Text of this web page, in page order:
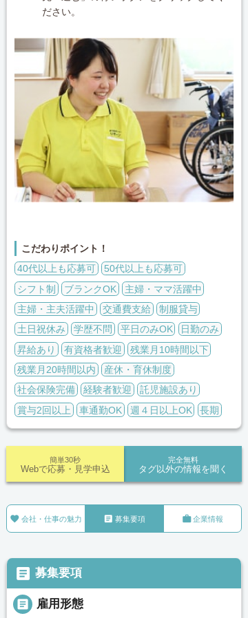
ださい。
こだわりポイント！
40代以上も応募可
50代以上も応募可
シフト制
ブランクOK
主婦・ママ活躍中
主婦・主夫活躍中
交通費支給
制服貸与
土日祝休み
学歴不問 平日のみOK
日勤のみ
昇給あり
有資格者歓迎
残業月10時間以下
残業月20時間以内
産休・育休制度
社会保険完備
経験者歓迎
託児施設あり
賞与2回以上
車通勤OK 週４日以上OK 長期
完全無料
タグ以外の情報を聞く
簡単30秒
Webで応募・見学申込
 会社・仕事の魅力  募集要項 企業情報
 募集要項
 雇用形態